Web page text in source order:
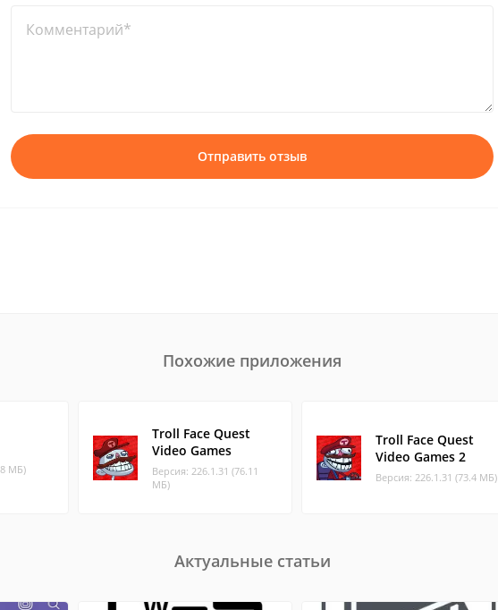
Комментарий*
Отправить отзыв
Похожие приложения
МБ)
Troll Face Quest
Video Games
Версия: 226.1.31 (76.11
МБ)
Troll Face Quest
Video Games 2
Версия: 226.1.31 (73.4 МБ)
Актуальные статьи